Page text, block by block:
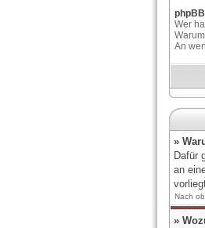
Wer
An
»
Dafür
an
Nach
»